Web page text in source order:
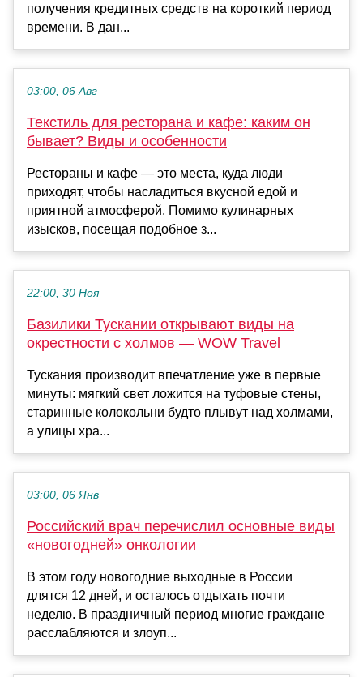
получения кредитных средств на короткий период
времени. В дан...
03:00, 06 Авг
Текстиль для ресторана и кафе: каким он
бывает? Виды и особенности
Рестораны и кафе — это места, куда люди
приходят, чтобы насладиться вкусной едой и
приятной атмосферой. Помимо кулинарных
изысков, посещая подобное з...
22:00, 30 Ноя
Базилики Тускании открывают виды на
окрестности с холмов — WOW Travel
Тускания производит впечатление уже в первые
минуты: мягкий свет ложится на туфовые стены,
старинные колокольни будто плывут над холмами,
а улицы хра...
03:00, 06 Янв
Российский врач перечислил основные виды
«новогодней» онкологии
В этом году новогодние выходные в России
длятся 12 дней, и осталось отдыхать почти
неделю. В праздничный период многие граждане
расслабляются и злоуп...